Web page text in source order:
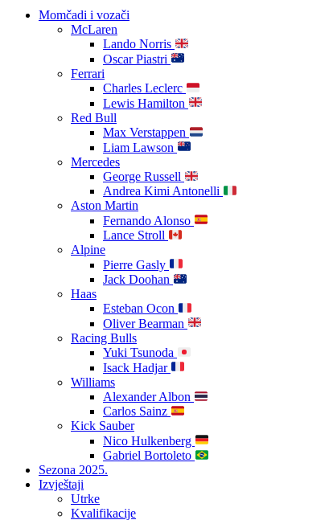
Momčadi i vozači
McLaren
Lando Norris
Oscar Piastri
Ferrari
Charles Leclerc
Lewis Hamilton
Red Bull
Max Verstappen
Liam Lawson
Mercedes
George Russell
Andrea Kimi Antonelli
Aston Martin
Fernando Alonso
Lance Stroll
Alpine
Pierre Gasly
Jack Doohan
Haas
Esteban Ocon
Oliver Bearman
Racing Bulls
Yuki Tsunoda
Isack Hadjar
Williams
Alexander Albon
Carlos Sainz
Kick Sauber
Nico Hulkenberg
Gabriel Bortoleto
Sezona 2025.
Izvještaji
Utrke
Kvalifikacije